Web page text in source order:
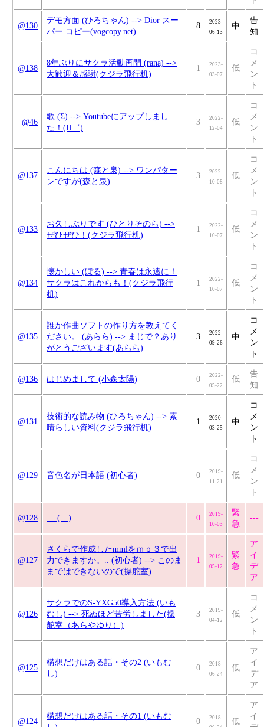
@130
デモ方面 (ひろちゃん) --> Dior スー
パー コピー(vogcopy.net)
8
2023-
06-13
中
告
知
@138
8年ぶりにサクラ活動再開 (rana) -->
大歓迎＆感謝(クジラ飛行机)
1
2023-
03-07
低
コ
メ
ン
ト
@46
歌 (Σ) --> Youtubeにアップしまし
た！(H゛)
3
2022-
12-04
低
コ
メ
ン
ト
@137
こんにちは (森と泉) --> ワンパター
ンですが(森と泉)
3
2022-
10-08
低
コ
メ
ン
ト
@133
お久しぶりです (ひとりそのら) -->
ぜひぜひ！(クジラ飛行机)
1
2022-
10-07
低
コ
メ
ン
ト
@134
懐かしい (ぽる) --> 青春は永遠に！
サクラはこれからも！(クジラ飛行
机)
1
2022-
10-07
低
コ
メ
ン
ト
@135
誰か作曲ソフトの作り方を教えてく
ださい。 (あらら) --> まじで？あり
がとうございます(あらら)
3
2022-
09-26
中
コ
メ
ン
ト
@136 はじめまして (小森太陽) 0
2022-
05-22
低
告
知
@131
技術的な読み物 (ひろちゃん) --> 素
晴らしい資料(クジラ飛行机)
1
2020-
03-25
中
コ
メ
ン
ト
@129 音色名が日本語 (初心者) 0
2019-
11-21
低
コ
メ
ン
ト
@128 ( ) 0
2019-
10-03
緊
急
---
@127
さくらで作成したmmlをｍｐ３で出
力できますか。.. (初心者) --> このま
まではできないので(操舵室)
1
2019-
05-12
緊
急
ア
イ
デ
ア
@126
サクラでのS-YXG50導入方法 (いも
むし) --> 死ぬほど苦労しました(操
舵室（あらやゆり）)
3
2019-
04-12
低
コ
メ
ン
ト
@125
構想だけはある話・その2 (いもむ
し)
0
2018-
06-24
低
ア
イ
デ
ア
@124
構想だけはある話・その1 (いもむ
0
2018-
低
ア
イ